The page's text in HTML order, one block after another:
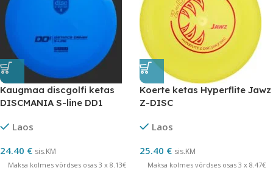
Kaugmaa discgolfi ketas
DISCMANIA S-line DD1
Laos
24.40 € sis.KM
Maksa kolmes võrdses osas 3 x 8.13€
Koerte ketas Hyperflite Jawz
Z-DISC
Laos
25.40 € sis.KM
Maksa kolmes võrdses osas 3 x 8.47€